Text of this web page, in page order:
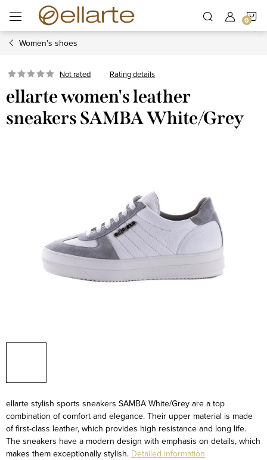
content
Women's shoes
Not rated Rating details
ellarte women's leather
sneakers SAMBA White/Grey
ellarte stylish sports sneakers SAMBA White/Grey are a top
combination of comfort and elegance. Their upper material is made
of first-class leather, which provides high resistance and long life.
The sneakers have a modern design with emphasis on details, which
makes them exceptionally stylish. Detailed information